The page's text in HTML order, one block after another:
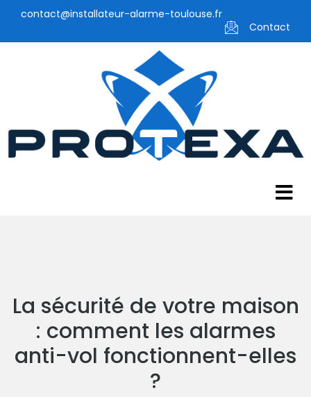
contact@installateur-alarme-toulouse.fr
Contact
La sécurité de votre maison
: comment les alarmes
anti-vol fonctionnent-elles
?